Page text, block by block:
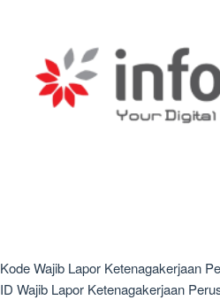
Kode Wajib Lapor Ketenagakerjaan
ID Wajib Lapor Ketenagakerjaan